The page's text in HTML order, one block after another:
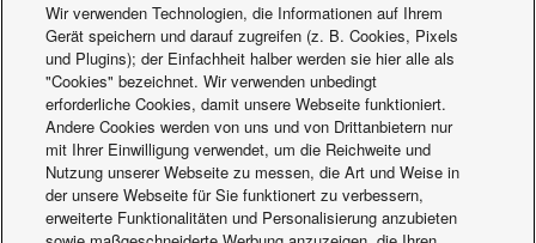
Wir verwenden Technologien, die Informationen auf Ihrem
Gerät speichern und darauf zugreifen (z. B. Cookies, Pixels
und Plugins); der Einfachheit halber werden sie hier alle als
"Cookies" bezeichnet. Wir verwenden unbedingt
erforderliche Cookies, damit unsere Webseite funktioniert.
Andere Cookies werden von uns und von Drittanbietern nur
mit Ihrer Einwilligung verwendet, um die Reichweite und
Nutzung unserer Webseite zu messen, die Art und Weise in
der unsere Webseite für Sie funktionert zu verbessern,
erweiterte Funktionalitäten und Personalisierung anzubieten